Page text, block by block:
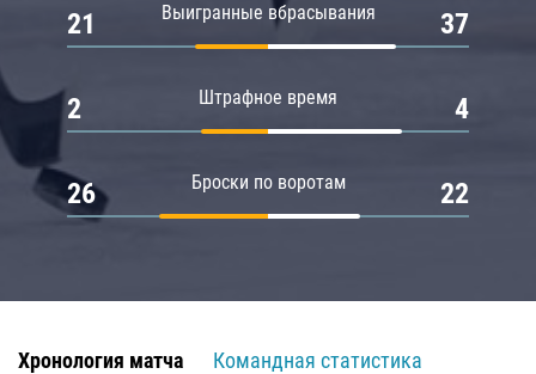
Выигранные вбрасывания
21 37
Штрафное время
2 4
Броски по воротам
26 22
Хронология матча
Командная статистика